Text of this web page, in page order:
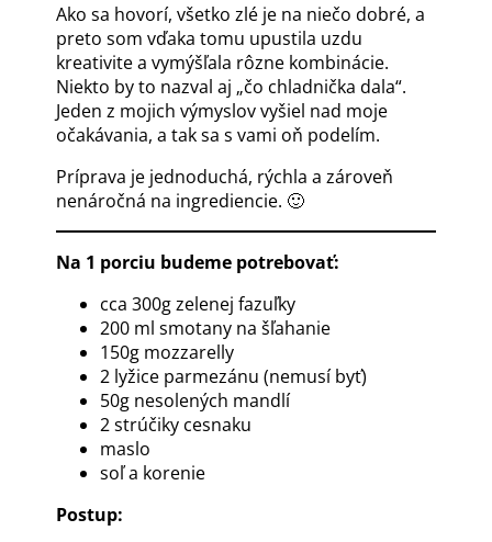
Ako sa hovorí, všetko zlé je na niečo dobré, a
preto som vďaka tomu upustila uzdu
kreativite a vymýšľala rôzne kombinácie.
Niekto by to nazval aj „čo chladnička dala“.
Jeden z mojich výmyslov vyšiel nad moje
očakávania, a tak sa s vami oň podelím.
Príprava je jednoduchá, rýchla a zároveň
nenáročná na ingrediencie. 🙂
Na 1 porciu budeme potrebovať:
cca 300g zelenej fazuľky
200 ml smotany na šľahanie
150g mozzarelly
2 lyžice parmezánu (nemusí byť)
50g nesolených mandlí
2 strúčiky cesnaku
maslo
soľ a korenie
Postup: